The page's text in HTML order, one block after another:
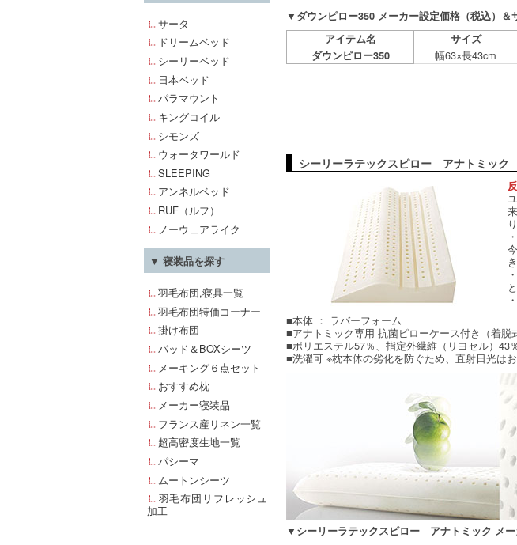
サータ
ドリームベッド
シーリーベッド
日本ベッド
パラマウント
キングコイル
シモンズ
ウォータワールド
SLEEPING
アンネルベッド
RUF（ルフ）
ノーウェアライク
▼ 寝装品を探す
羽毛布団,寝具一覧
羽毛布団特価コーナー
掛け布団
パッド＆BOXシーツ
メーキング６点セット
おすすめ枕
メーカー寝装品
フランス産リネン一覧
超高密度生地一覧
パシーマ
ムートンシーツ
羽毛布団リフレッシュ
加工
▼ダウンピロー350 メーカー設定価格（税込）＆
アイテム名
サイズ
ダウンピロー350
幅63×長43cm
シーリーラテックスピロー アナトミック
■本体 ： ラバーフォーム
■アナトミック専用 抗菌ピローケース付き（着脱
■ポリエステル57％、指定外繊維（リヨセル）43
■洗濯可 ※枕本体の劣化を防ぐため、直射日光はお
▼シーリーラテックスピロー アナトミック メ